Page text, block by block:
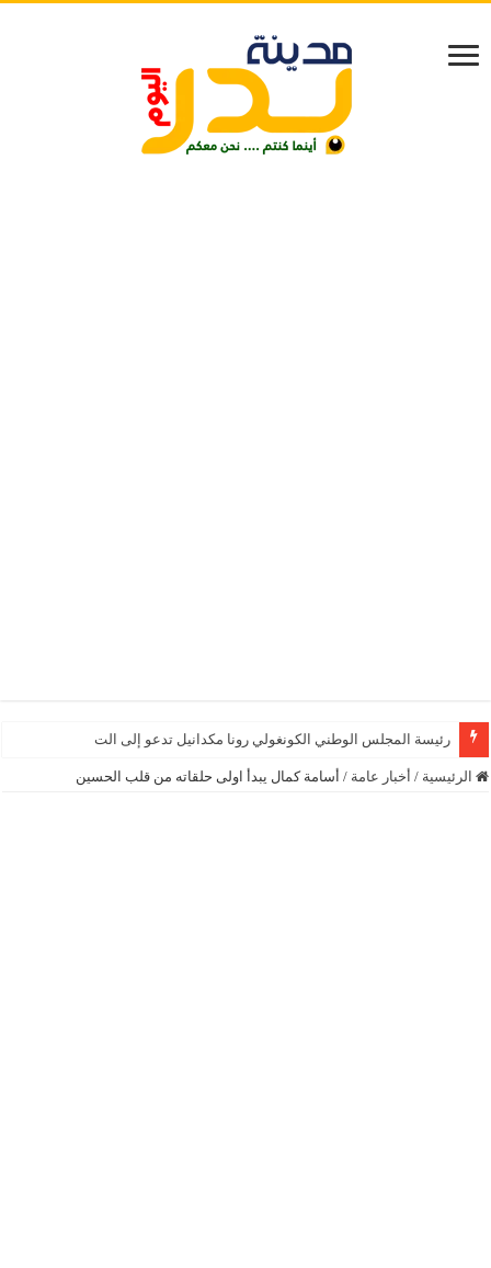
رئيسة المجلس الوطني الكونغولي رونا مكدانيل تدعو إلى التحلي بالصبر حتى
الرئيسية / أخبار عامة / أسامة كمال يبدأ اولى حلقاته من قلب الحسين